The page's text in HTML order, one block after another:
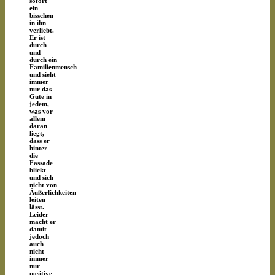
ein
bisschen
in ihn
verliebt.
Er ist
durch
und
durch ein
Familienmensch
und sieht
immer
nur das
Gute in
jedem,
was vor
allem
daran
liegt,
dass er
hinter
die
Fassade
blickt
und sich
nicht von
Äußerlichkeiten
leiten
lässt.
Leider
macht er
damit
jedoch
auch
nicht
immer
nur
positive